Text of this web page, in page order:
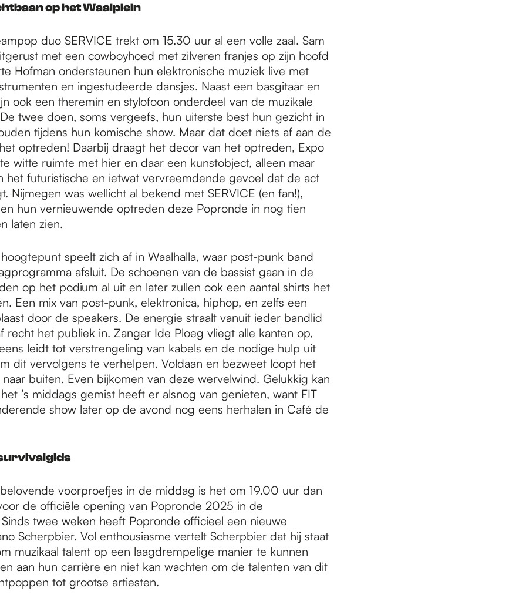
op het Waalplein
duo SERVICE trekt om 15.30 uur al een volle zaal. Sam
met een cowboyhoed met zilveren franjes op zijn hoofd
Hofman ondersteunen hun elektronische muziek live met
en ingestudeerde dansjes. Naast een basgitaar en
ook een theremin en stylofoon onderdeel van de muzikale
twee doen, soms vergeefs, hun uiterste best hun gezicht in
tijdens hun komische show. Maar dat doet niets af aan de
optreden! Daarbij draagt het decor van het optreden, Expo
witte ruimte met hier en daar een kunstobject, alleen maar
het futuristische en ietwat vervreemdende gevoel dat de act
Nijmegen was wellicht al bekend met SERVICE (en fan!),
hun vernieuwende optreden deze Popronde in nog tien
laten zien.
speelt zich af in Waalhalla, waar post-punk band
afsluit. De schoenen van de bassist gaan in de
op het podium al uit en later zullen ook een aantal shirts het
Een mix van post-punk, elektronica, hiphop, en zelfs een
door de speakers. De energie straalt vanuit ieder bandlid
recht het publiek in. Zanger Ide Ploeg vliegt alle kanten op,
leidt tot verstrengeling van kabels en de nodige hulp uit
dit vervolgens te verhelpen. Voldaan en bezweet loopt het
buiten. Even bijkomen van deze wervelwind. Gelukkig kan
’s middags gemist heeft er alsnog van genieten, want FIT
show later op de avond nog eens herhalen in Café de
voorproefjes in de middag is het om 19.00 uur dan
de officiële opening van Popronde 2025 in de
twee weken heeft Popronde officieel een nieuwe
Scherpbier. Vol enthousiasme vertelt Scherpbier dat hij staat
muzikaal talent op een laagdrempelige manier te kunnen
aan hun carrière en niet kan wachten om de talenten van dit
tot grootse artiesten.